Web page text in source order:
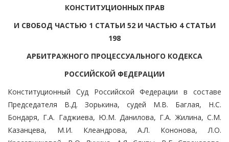
КОНСТИТУЦИОННЫХ ПРАВ
И СВОБОД ЧАСТЬЮ 1 СТАТЬИ 52 И ЧАСТЬЮ 4 СТАТЬИ
198
АРБИТРАЖНОГО ПРОЦЕССУАЛЬНОГО КОДЕКСА
РОССИЙСКОЙ ФЕДЕРАЦИИ
Конституционный Суд Российской Федерации в составе
Председателя В.Д. Зорькина, судей М.В. Баглая, Н.С.
Бондаря, Г.А. Гаджиева, Ю.М. Данилова, Г.А. Жилина, С.М.
Казанцева, М.И. Клеандрова, А.Л. Кононова, Л.О.